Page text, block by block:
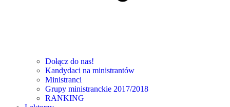
Dołącz do nas!
Kandydaci na ministrantów
Ministranci
Grupy ministranckie 2017/2018
RANKING